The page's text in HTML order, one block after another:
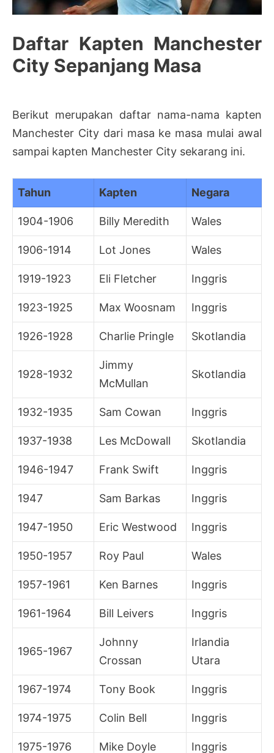
Daftar Kapten Manchester
City Sepanjang Masa
Berikut merupakan daftar nama-nama kapten
Manchester City dari masa ke masa mulai awal
sampai kapten Manchester City sekarang ini.
Tahun Kapten Negara
1904-1906 Billy Meredith Wales
1906-1914 Lot Jones Wales
1919-1923 Eli Fletcher Inggris
1923-1925 Max Woosnam Inggris
1926-1928 Charlie Pringle Skotlandia
1928-1932
Jimmy
McMullan
Skotlandia
1932-1935 Sam Cowan Inggris
1937-1938 Les McDowall Skotlandia
1946-1947 Frank Swift Inggris
1947 Sam Barkas Inggris
1947-1950 Eric Westwood Inggris
1950-1957 Roy Paul Wales
1957-1961 Ken Barnes Inggris
1961-1964 Bill Leivers Inggris
1965-1967
Johnny
Crossan
Irlandia
Utara
1967-1974 Tony Book Inggris
1974-1975 Colin Bell Inggris
1975-1976 Mike Doyle Inggris